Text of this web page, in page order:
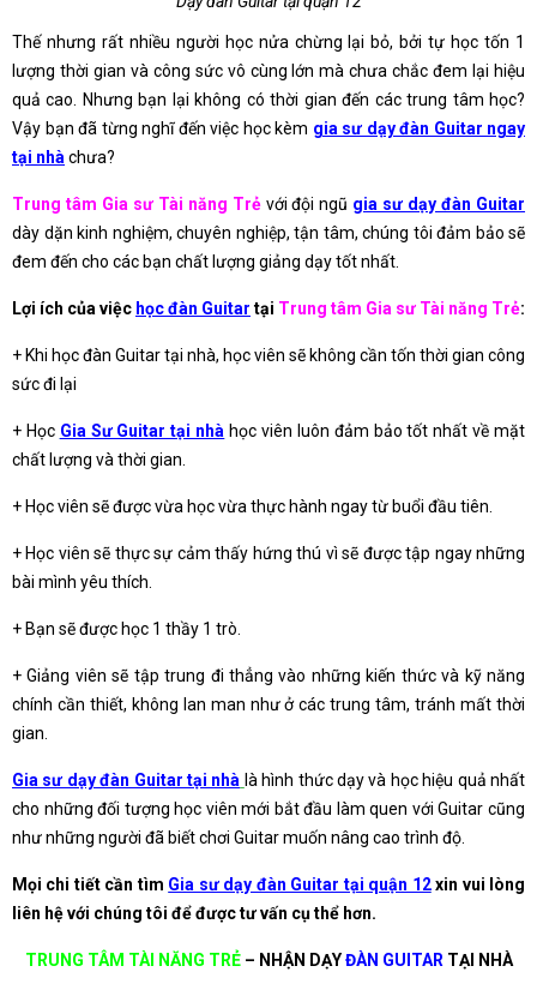
Thế nhưng rất nhiều người học nửa chừng lại bỏ, bởi tự học tốn 1
lượng thời gian và công sức vô cùng lớn mà chưa chắc đem lại hiệu
quả cao. Nhưng bạn lại không có thời gian đến các trung tâm học?
Vậy bạn đã từng nghĩ đến việc học kèm gia sư dạy đàn Guitar ngay
tại nhà chưa?
Trung tâm Gia sư Tài năng Trẻvới đội ngũ gia sư dạy đàn Guitar
dày dặn kinh nghiệm, chuyên nghiệp, tận tâm, chúng tôi đảm bảo sẽ
đem đến cho các bạn chất lượng giảng dạy tốt nhất.
Lợi ích của việc học đàn Guitar tại Trung tâm Gia sư Tài năng Trẻ:
+ Khi học đàn Guitar tại nhà, học viên sẽ không cần tốn thời gian công
sức đi lại
+ Học Gia Sư Guitar tại nhà học viên luôn đảm bảo tốt nhất về mặt
chất lượng và thời gian.
+ Học viên sẽ được vừa học vừa thực hành ngay từ buổi đầu tiên.
+ Học viên sẽ thực sự cảm thấy hứng thú vì sẽ được tập ngay những
bài mình yêu thích.
+ Bạn sẽ được học 1 thầy 1 trò.
+ Giảng viên sẽ tập trung đi thẳng vào những kiến thức và kỹ năng
chính cần thiết, không lan man như ở các trung tâm, tránh mất thời
gian.
Gia sư dạy đàn Guitar tại nhà là hình thức dạy và học hiệu quả nhất
cho những đối tượng học viên mới bắt đầu làm quen với Guitar cũng
như những người đã biết chơi Guitar muốn nâng cao trình độ.
Mọi chi tiết cần tìm Gia sư dạy đàn Guitar tại quận 12xin vui lòng
liên hệ với chúng tôi để được tư vấn cụ thể hơn.
TRUNG TÂM TÀI NĂNG TRẺ– NHẬN DẠYĐÀN GUITAR TẠI NHÀ